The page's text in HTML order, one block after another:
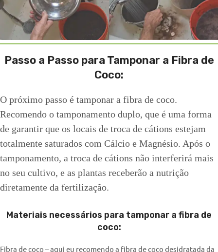
Passo a Passo para Tamponar a Fibra de
Coco:
O próximo passo é tamponar a fibra de coco.
Recomendo o tamponamento duplo, que é uma forma
de garantir que os locais de troca de cátions estejam
totalmente saturados com Cálcio e Magnésio. Após o
tamponamento, a troca de cátions não interferirá mais
no seu cultivo, e as plantas receberão a nutrição
diretamente da fertilização.
Materiais necessários para tamponar a fibra de
coco:
Fibra de coco – aqui eu recomendo a fibra de coco desidratada da